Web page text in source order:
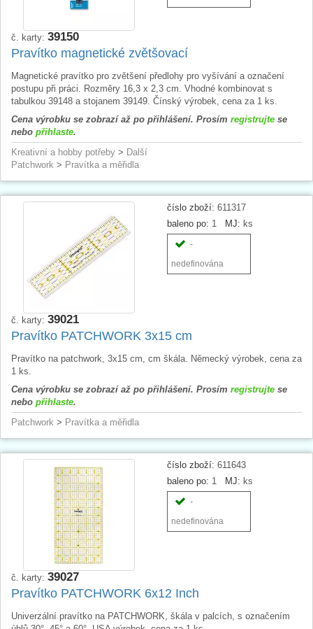
č. karty: 39150
Pravítko magnetické zvětšovací
Magnetické pravítko pro zvětšení předlohy pro vyšívání a označení
postupu při práci. Rozměry 16,3 x 2,3 cm. Vhodné kombinovat s
tabulkou 39148 a stojanem 39149. Čínský výrobek, cena za 1 ks.
Cena výrobku se zobrazí až po přihlášení. Prosím registrujte se
nebo přihlaste.
Kreativní a hobby potřeby > Další
Patchwork > Pravítka a měřidla
číslo zboží: 611317
baleno po: 1 MJ: ks
-
nedefinována
č. karty: 39021
Pravítko PATCHWORK 3x15 cm
Pravítko na patchwork, 3x15 cm, cm škála. Německý výrobek, cena za
1 ks.
Cena výrobku se zobrazí až po přihlášení. Prosím registrujte se
nebo přihlaste.
Patchwork > Pravítka a měřidla
číslo zboží: 611643
baleno po: 1 MJ: ks
-
nedefinována
č. karty: 39027
Pravítko PATCHWORK 6x12 Inch
Univerzální pravítko na PATCHWORK, škála v palcích, s označením